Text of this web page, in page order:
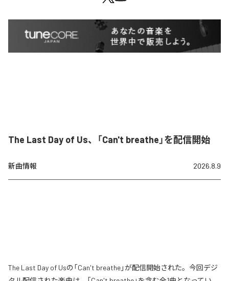
The Last Day of Us、「Can't breathe」を配信開始
新曲情報 2026.8.9
The Last Day of Usの「Can't breathe」が配信開始された。今回デジ